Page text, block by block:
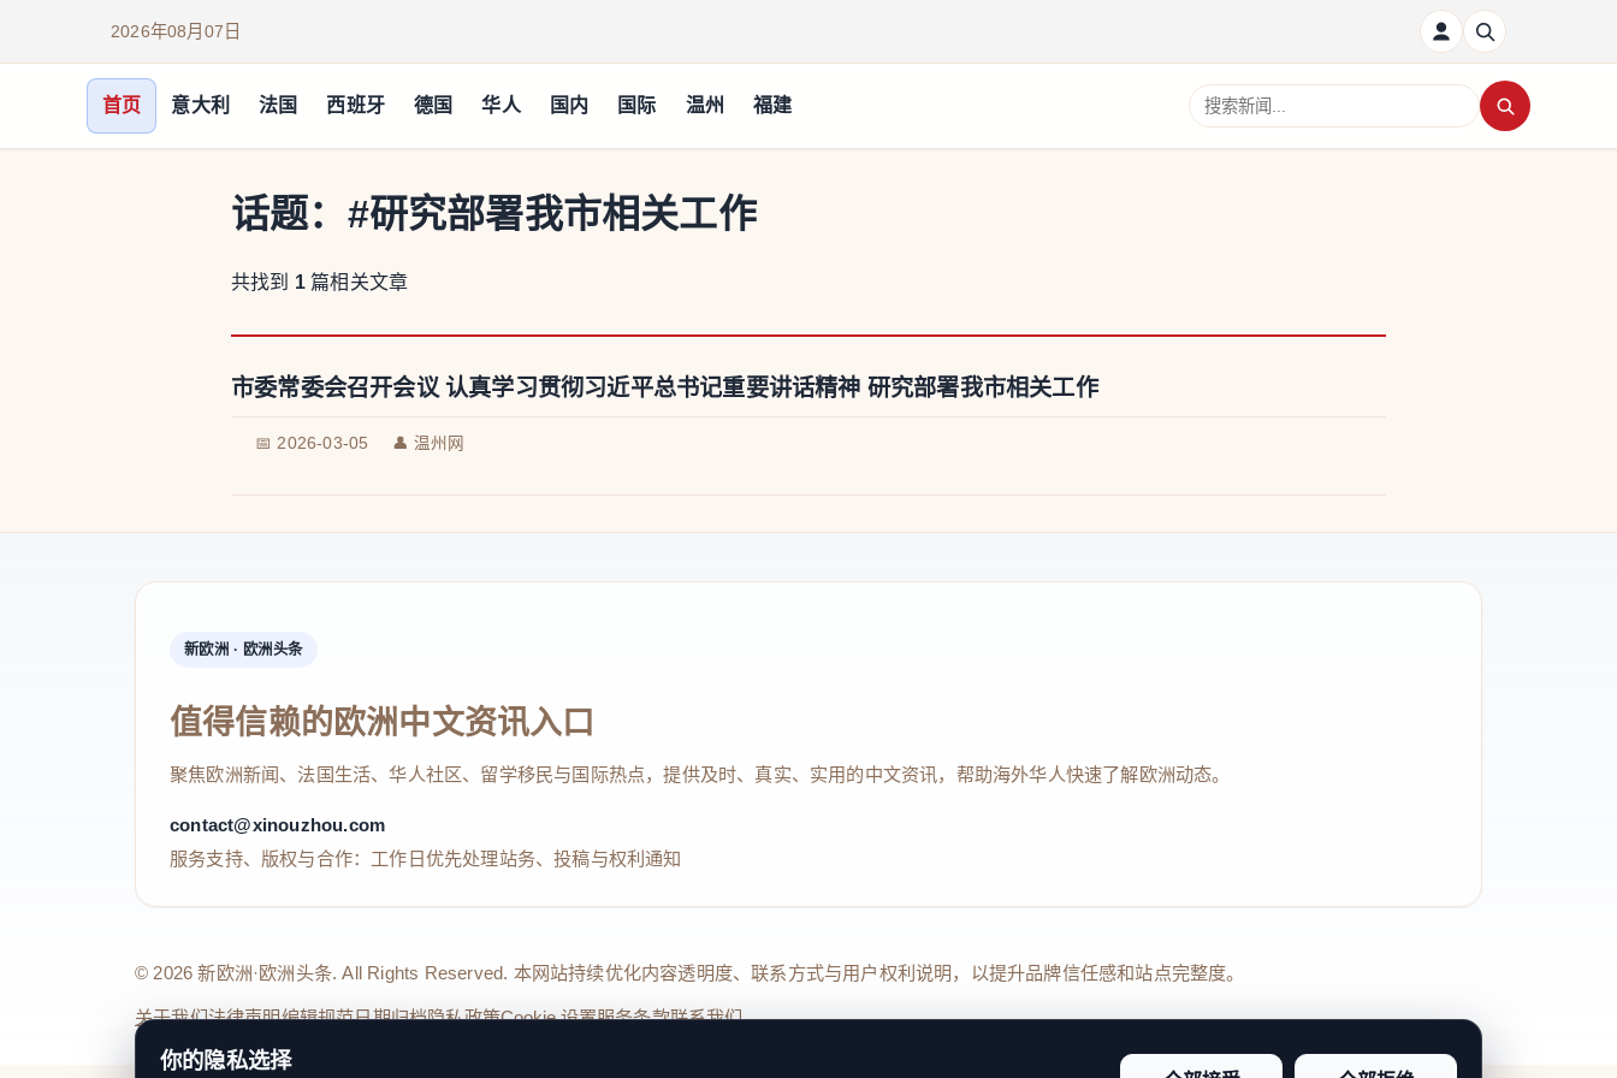
2026年08月07日
首页 意大利 法国 西班牙 德国 华人 国内 国际 温州 福建
搜索新闻
话题： #研究部署我市相关工作
共找到 1 篇相关文章
市委常委会召开会议 认真学习贯彻习近平总书记重要讲话精神 研究部署我市相关工作
📅 2026-03-05 👤 温州网
新欧洲 · 欧洲头条
值得信赖的欧洲中文资讯入口
聚焦欧洲新闻、法国生活、华人社区、留学移民与国际热点，提供及时、真实、实用的中文资讯，帮助海外华人快速了解欧洲动态。
contact@xinouzhou.com
服务支持、版权与合作：工作日优先处理站务、投稿与权利通知
© 2026 新欧洲·欧洲头条. All Rights Reserved. 本网站持续优化内容透明度、联系方式与用户权利说明，以提升品牌信任感和站点完整度。
关于我们法律声明编辑规范日期归档隐私政策Cookie 设置服务条款联系我们
你的隐私选择